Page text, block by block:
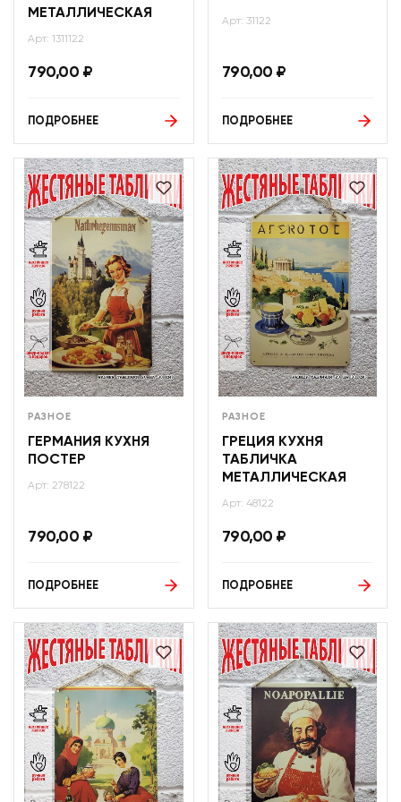
МЕТАЛЛИЧЕСКАЯ
Арт: 1311122
790,00 ₽
ПОДРОБНЕЕ
Арт: 31122
790,00 ₽
ПОДРОБНЕЕ
РАЗНОЕ
ГЕРМАНИЯ КУХНЯ
ПОСТЕР
Арт: 278122
790,00 ₽
ПОДРОБНЕЕ
РАЗНОЕ
ГРЕЦИЯ КУХНЯ
ТАБЛИЧКА
МЕТАЛЛИЧЕСКАЯ
Арт: 48122
790,00 ₽
ПОДРОБНЕЕ